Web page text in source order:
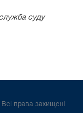
суду
права захищені